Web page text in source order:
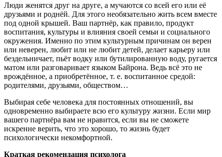
Люди женятся друг на друге, а мучаются со всей его или её
друзьями и роднёй. Для этого необязательно жить всем вместе
под одной крышей. Ваш партнёр, как правило, продукт
воспитания, культуры и влияния своей семьи и социального
окружения. Именно по этим культурным причинам он верен
или неверен, любит или не любит детей, делает карьеру или
бездельничает, пьёт водку или бутилированную воду, ругается
матом или разговаривает языком Байрона. Ведь всё это не
врождённое, а приобретённое, т. е. воспитанное средой:
родителями, друзьями, обществом…
Выбирая себе человека для постоянных отношений, вы
одновременно выбираете всю его культуру жизни. Если мир
вашего партнёра вам не нравится, если вы не сможете
искренне верить, что это хорошо, то жизнь будет
психологически некомфортной.
Краткая рекомендация психолога